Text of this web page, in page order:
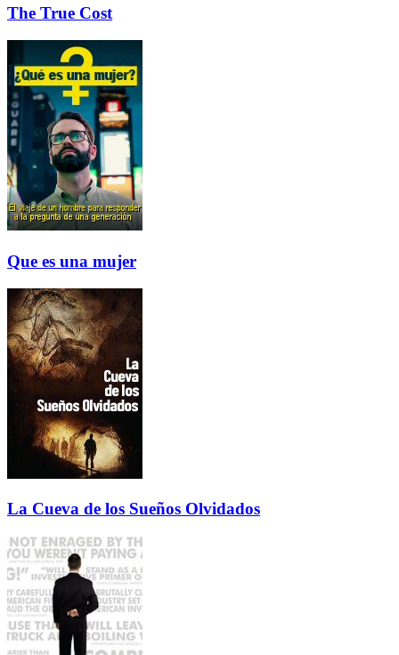
The True Cost
Que es una mujer
La Cueva de los Sueños Olvidados